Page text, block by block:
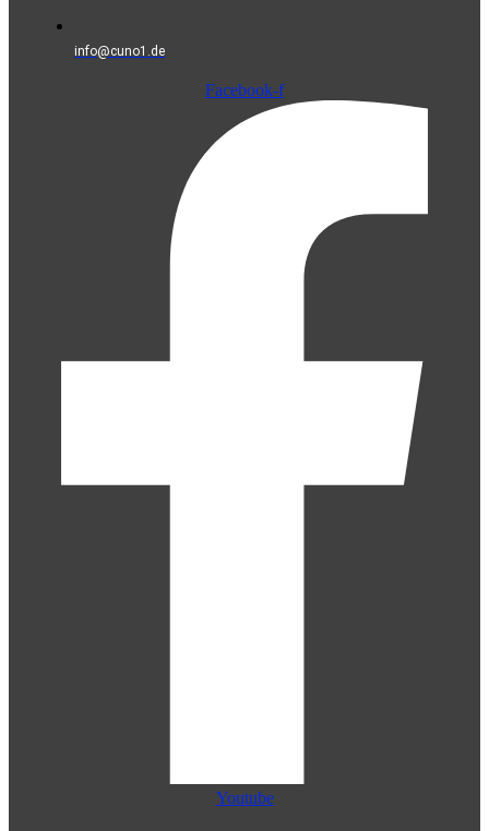
info@cuno1.de
Facebook-f
Youtube